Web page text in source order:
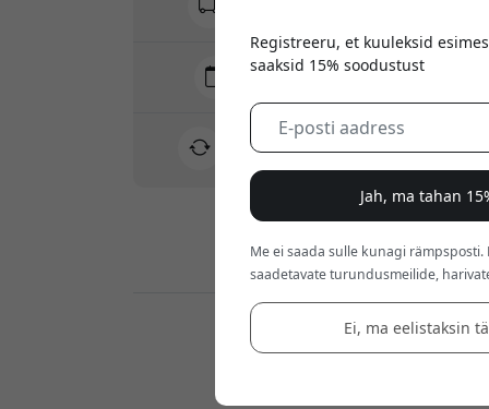
Tarne 10-12 august
30-päevane tagastusõigus
Lihtne tagastus - ilma vaevata
Turvalised maksed krüptimisega
Jaemüüjad:
Registreeru, et kuuleksid
saaksid 15% soodustust
Jah, ma tahan
Me ei saada sulle kunagi
saadetavate turundusmeilide,
Ei, ma eelistaksin